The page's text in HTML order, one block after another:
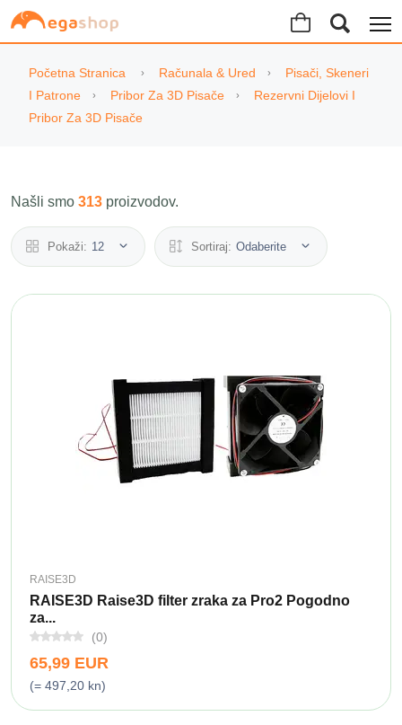
Početna Stranica Računala & Ured
Pisači, Skeneri
I Patrone
Pribor Za 3D Pisače
Rezervni Dijelovi I
Pribor Za 3D Pisače
Našli smo 313 proizvodov.
Pokaži: 12 Sortiraj: Odaberite
RAISE3D
RAISE3D Raise3D filter zraka za Pro2 Pogodno
za...
(0)
65,99 EUR
(= 497,20 kn)